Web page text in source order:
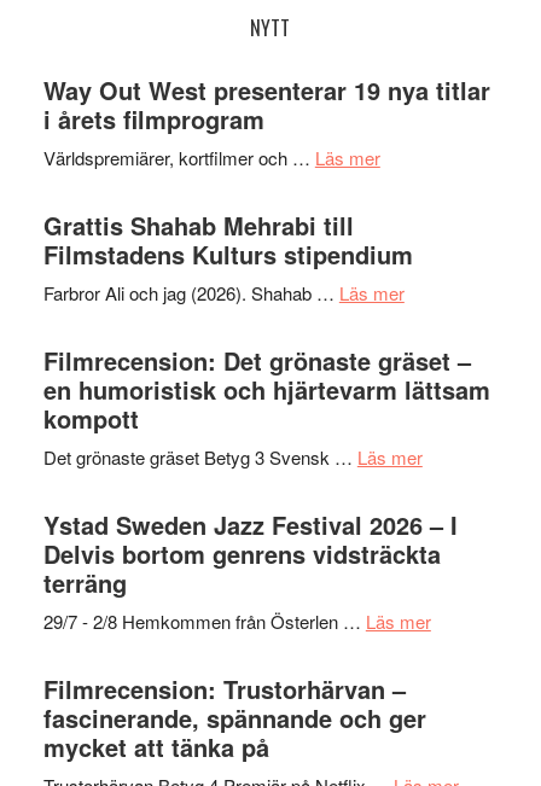
NYTT
Way Out West presenterar 19 nya titlar
i årets filmprogram
Världspremiärer, kortfilmer och … Läs merom
presenterar
19
titlar
i
Grattis Shahab Mehrabi till
Filmstadens Kulturs stipendium
Farbror Ali och jag (2026). Shahab … Läs merom
Shahab
Mehrabi
till
Kulturs
Filmrecension: Det grönaste gräset –
en humoristisk och hjärtevarm lättsam
kompott
Det grönaste gräset Betyg 3 Svensk … Läs merom
Det
grönaste
gräset
en
hjärtevarm
Ystad Sweden Jazz Festival 2026 – I
Delvis bortom genrens vidsträckta
terräng
29/7 - 2/8 Hemkommen från Österlen … Läs merom
Filmrecension: Trustorhärvan –
fascinerande, spännande och ger
mycket att tänka på